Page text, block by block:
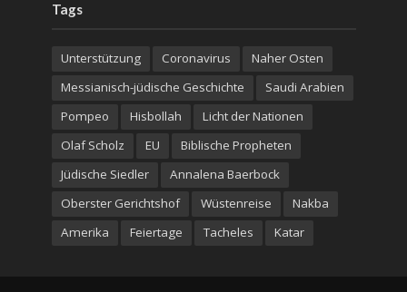
Tags
Unterstützung Coronavirus
Naher Osten
Messianisch-jüdische Geschichte
Saudi Arabien
Pompeo
Hisbollah
Licht der Nationen
Olaf Scholz
EU
Biblische Propheten
Jüdische Siedler
Annalena Baerbock
Oberster Gerichtshof
Wüstenreise
Nakba
Amerika
Feiertage Tacheles Katar